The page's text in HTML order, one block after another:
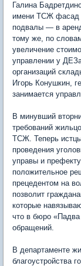
Галина
имени ТСЖ фасад
подвалы — в
тому же, по
увеличение
управлении у
организаций
Игорь Конушкин,
занимается
В минувший
требований
ТСЖ. Теперь
проведения
управы и
положительное
прецедентом на
позволит
которые
что в бюро «Падва
обращений.
В департаменте
благоустройства